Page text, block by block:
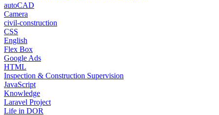
autoCAD
Camera
civil-construction
CSS
English
Flex Box
Google Ads
HTML
Inspection & Construction Supervision
JavaScript
Knowledge
Laravel Project
Life in DOR